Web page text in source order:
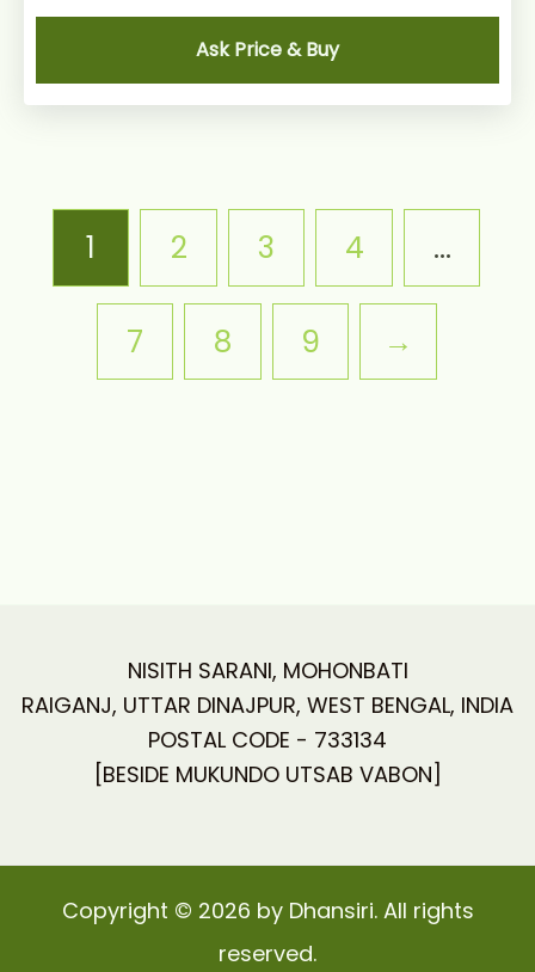
Ask Price & Buy
1 2 3 4 …
7 8 9 →
NISITH SARANI, MOHONBATI
RAIGANJ, UTTAR DINAJPUR, WEST BENGAL, INDIA
POSTAL CODE - 733134
[BESIDE MUKUNDO UTSAB VABON]
Copyright © 2026 by Dhansiri. All rights
reserved.